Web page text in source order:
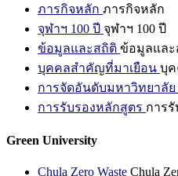
ภารกิจหลัก ภารกิจหลัก
จุฬาฯ 100 ปี จุฬาฯ 100 ปี
ข้อมูลและสถิติ ข้อมูลและ
บุคคลสำคัญที่มาเยือน บุ
การจัดอันดับมหาวิทยาลัย
การรับรองหลักสูตร การ
Green University
Chula Zero Waste Chula